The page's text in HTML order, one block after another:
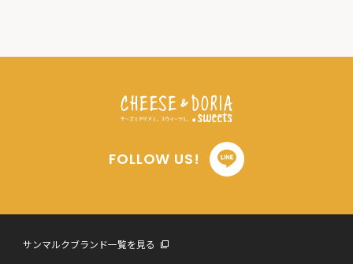
FOLLOW US!
サンマルクブランド一覧を見る